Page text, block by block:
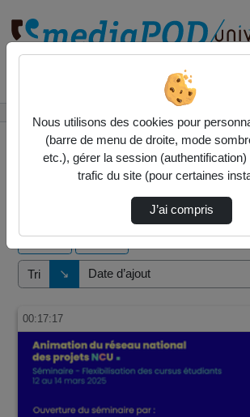
9 vidéos trouvées
Tri ↘
Direction de tri
00:17:17
Nous utilisons des cookies pour
(barre de menu de droite, mode
etc.), gérer la session
trafic du site (pour certaines
J’ai compris